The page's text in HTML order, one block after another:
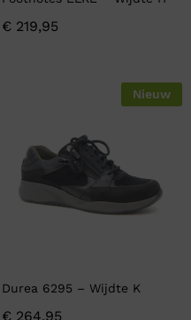
€ 219,95
Nieuw
Durea 6295 – Wijdte K
€ 264,95